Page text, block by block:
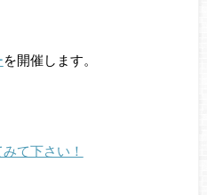
を開催します。
て下さい！